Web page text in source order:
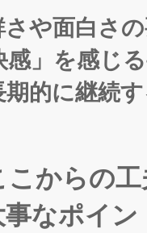
や面白さ
感」を感じ
期的に継続
こからの
なポイ